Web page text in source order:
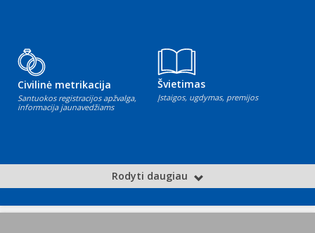
Civilinė metrikacija
Santuokos registracijos apžvalga,
informacija jaunavedžiams
Švietimas
Įstaigos, ugdymas, premijos
Rodyti daugiau